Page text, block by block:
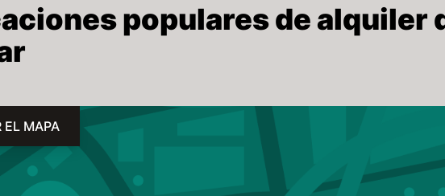
populares de alquiler
EL MAPA